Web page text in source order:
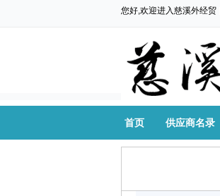
您好,欢迎进入慈溪外经贸
首页 供应商名录